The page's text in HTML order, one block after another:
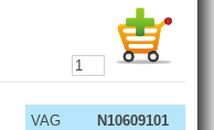
VAG
N10609101